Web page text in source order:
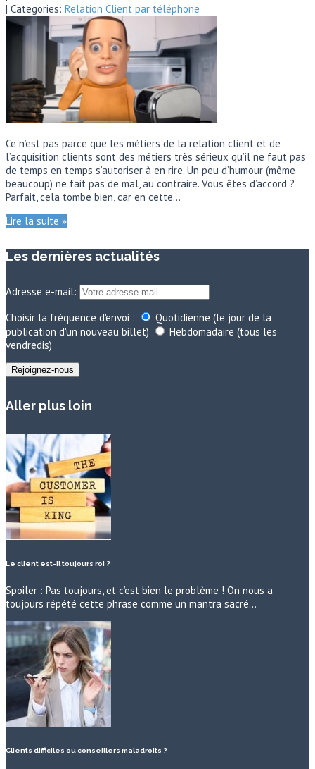
| Categories: Relation Client par téléphone
Ce n’est pas parce que les métiers de la relation client et de
l’acquisition clients sont des métiers très sérieux qu’il ne faut pas
de temps en temps s’autoriser à en rire. Un peu d’humour (même
beaucoup) ne fait pas de mal, au contraire. Vous êtes d’accord ?
Parfait, cela tombe bien, car en cette…
Lire la suite »
Les dernières actualités
Adresse e-mail:
Choisir la fréquence d'envoi :
Quotidienne (le jour de la
publication d'un nouveau billet)
Hebdomadaire (tous les
vendredis)
Aller plus loin
Le client est-il toujours roi ?
Spoiler : Pas toujours, et c’est bien le problème ! On nous a
toujours répété cette phrase comme un mantra sacré…
Clients difficiles ou conseillers maladroits ?